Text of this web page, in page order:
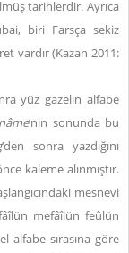
tarihlerdir. Ayrıca
biri Farsça sekiz
vardır (Kazan 2011:
yüz gazelin alfabe
’nin sonunda bu
’den sonra yazdığını
kaleme alınmıştır.
mesnevi
mefâîlün feûlün
alfabe sırasına göre